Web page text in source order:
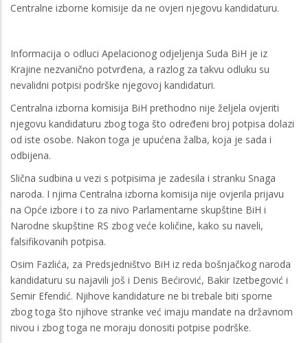
Centralne izborne komisije da ne ovjeri njegovu kandidaturu.
Informacija o odluci Apelacionog odjeljenja Suda BiH je iz
Krajine nezvanično potvrđena, a razlog za takvu odluku su
nevalidni potpisi podrške njegovoj kandidaturi.
Centralna izborna komisija BiH prethodno nije željela ovjeriti
njegovu kandidaturu zbog toga što određeni broj potpisa dolazi
od iste osobe. Nakon toga je upućena žalba, koja je sada i
odbijena.
Slična sudbina u vezi s potpisima je zadesila i stranku Snaga
naroda. I njima Centralna izborna komisija nije ovjerila prijavu
na Opće izbore i to za nivo Parlamentarne skupštine BiH i
Narodne skupštine RS zbog veće količine, kako su naveli,
falsifikovanih potpisa.
Osim Fazlića, za Predsjedništvo BiH iz reda bošnjačkog naroda
kandidaturu su najavili još i Denis Bećirović, Bakir Izetbegović i
Semir Efendić. Njihove kandidature ne bi trebale biti sporne
zbog toga što njihove stranke već imaju mandate na državnom
nivou i zbog toga ne moraju donositi potpise podrške.